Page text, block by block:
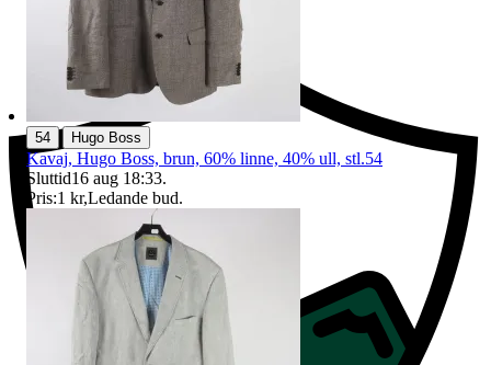
Ersättning om du inte får din vara
54 Hugo Boss
Kavaj, Hugo Boss, brun, 60% linne, 40% ull, stl.54
Sluttid16 aug 18:33.
Pris:1 kr,Ledande bud.